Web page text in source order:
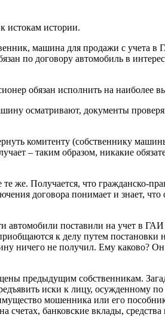
истокам истории.
машина для продажи с учета в
по договору автомобиль в
обязан исполнить на наиболее
осматривают, документы
комитенту (собственнику
– таким образом, никакие
те же. Получается, что
договора понимает и знает,
поставили на учет в
к делу путем постановки
ничего не получил. Ему каково?
предыдущим собственникам.
иски к лицу, осужденному
мошенника или его
банковские вклады,